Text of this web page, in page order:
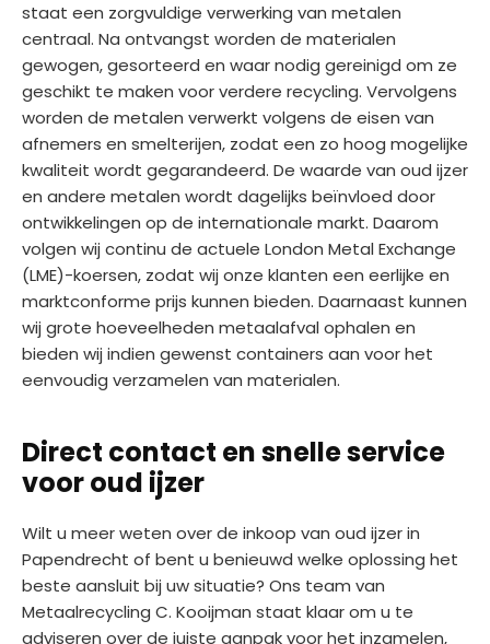
staat een zorgvuldige verwerking van metalen
centraal. Na ontvangst worden de materialen
gewogen, gesorteerd en waar nodig gereinigd om ze
geschikt te maken voor verdere recycling. Vervolgens
worden de metalen verwerkt volgens de eisen van
afnemers en smelterijen, zodat een zo hoog mogelijke
kwaliteit wordt gegarandeerd. De waarde van oud ijzer
en andere metalen wordt dagelijks beïnvloed door
ontwikkelingen op de internationale markt. Daarom
volgen wij continu de actuele London Metal Exchange
(LME)-koersen, zodat wij onze klanten een eerlijke en
marktconforme prijs kunnen bieden. Daarnaast kunnen
wij grote hoeveelheden metaalafval ophalen en
bieden wij indien gewenst containers aan voor het
eenvoudig verzamelen van materialen.
Direct contact en snelle service
voor oud ijzer
Wilt u meer weten over de inkoop van oud ijzer in
Papendrecht of bent u benieuwd welke oplossing het
beste aansluit bij uw situatie? Ons team van
Metaalrecycling C. Kooijman staat klaar om u te
adviseren over de juiste aanpak voor het inzamelen,